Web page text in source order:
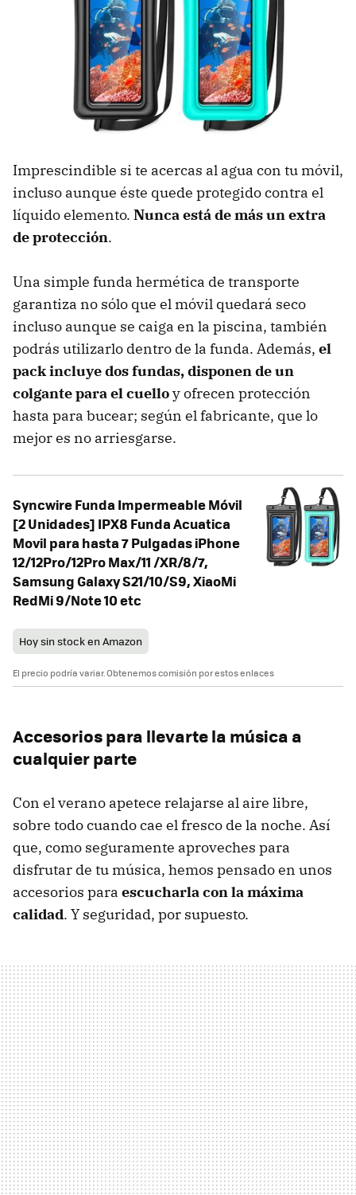
Imprescindible si te acercas al agua con tu móvil,
incluso aunque éste quede protegido contra el
líquido elemento. Nunca está de más un extra
de protección.
Una simple funda hermética de transporte
garantiza no sólo que el móvil quedará seco
incluso aunque se caiga en la piscina, también
podrás utilizarlo dentro de la funda. Además, el
pack incluye dos fundas, disponen de un
colgante para el cuelloy ofrecen protección
hasta para bucear; según el fabricante, que lo
mejor es no arriesgarse.
Syncwire Funda Impermeable Móvil
[2 Unidades] IPX8 Funda Acuatica
Movil para hasta 7 Pulgadas iPhone
12/12Pro/12Pro Max/11 /XR/8/7,
Samsung Galaxy S21/10/S9, XiaoMi
RedMi 9/Note 10 etc
Hoy sin stock en Amazon
El precio podría variar. Obtenemos comisión por estos enlaces
Accesorios para llevarte la música a
cualquier parte
Con el verano apetece relajarse al aire libre,
sobre todo cuando cae el fresco de la noche. Así
que, como seguramente aproveches para
disfrutar de tu música, hemos pensado en unos
accesorios para escucharla con la máxima
calidad. Y seguridad, por supuesto.